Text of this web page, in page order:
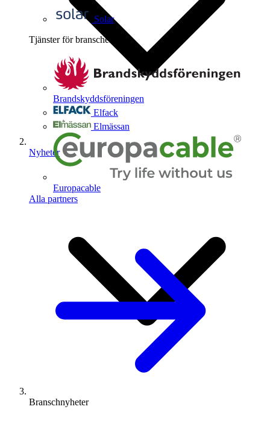
Solar
Tjänster för branschen
Brandskyddsföreningen
Elfack
Elmässan
Europacable
Alla partners
Nyheter
Branschnyheter